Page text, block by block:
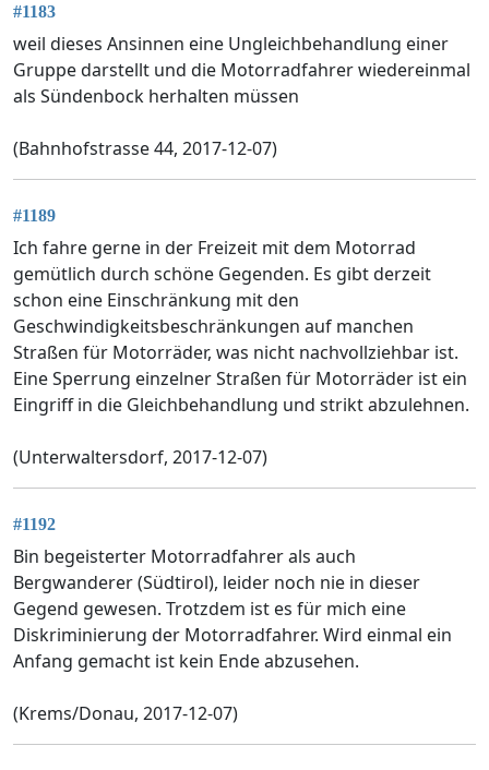
#1183
weil dieses Ansinnen eine Ungleichbehandlung einer
Gruppe darstellt und die Motorradfahrer wiedereinmal
als Sündenbock herhalten müssen
(Bahnhofstrasse 44, 2017-12-07)
#1189
Ich fahre gerne in der Freizeit mit dem Motorrad
gemütlich durch schöne Gegenden. Es gibt derzeit
schon eine Einschränkung mit den
Geschwindigkeitsbeschränkungen auf manchen
Straßen für Motorräder, was nicht nachvollziehbar ist.
Eine Sperrung einzelner Straßen für Motorräder ist ein
Eingriff in die Gleichbehandlung und strikt abzulehnen.
(Unterwaltersdorf, 2017-12-07)
#1192
Bin begeisterter Motorradfahrer als auch
Bergwanderer (Südtirol), leider noch nie in dieser
Gegend gewesen. Trotzdem ist es für mich eine
Diskriminierung der Motorradfahrer. Wird einmal ein
Anfang gemacht ist kein Ende abzusehen.
(Krems/Donau, 2017-12-07)